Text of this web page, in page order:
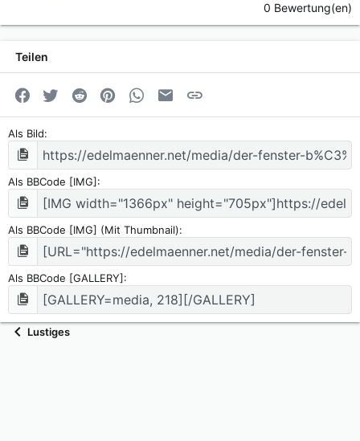
0 Bewertung(en)
Teilen
Facebook
Twitter Reddit PinterestWhatsApp
E-MailLink
Als Bild
Als BBCode [IMG]
Als BBCode [IMG] (Mit Thumbnail)
Als BBCode [GALLERY]
Lustiges